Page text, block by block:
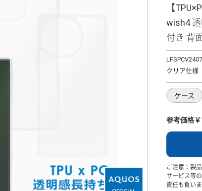
【
wish4
付き 背
クリア仕様
ケース
参考価格
ご注意：製
サービス等
責任も負い